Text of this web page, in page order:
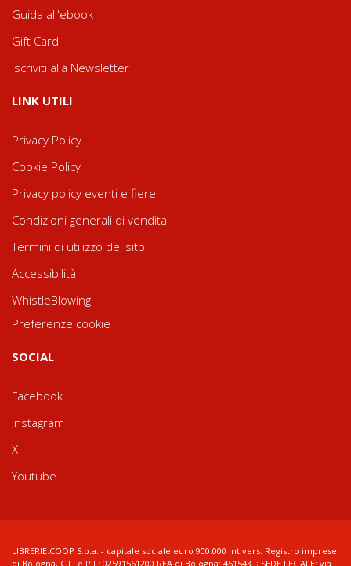
Guida all'ebook
Gift Card
Iscriviti alla Newsletter
LINK UTILI
Privacy Policy
Cookie Policy
Privacy policy eventi e fiere
Condizioni generali di vendita
Termini di utilizzo del sito
Accessibilità
WhistleBlowing
Preferenze cookie
SOCIAL
Facebook
Instagram
X
Youtube
LIBRERIE.COOP S.p.a. - capitale sociale euro 900.000 int.vers. Registro imprese
di Bologna, C.F. e P.I.: 02591561200 REA di Bologna: 451543 ; SEDE LEGALE: via